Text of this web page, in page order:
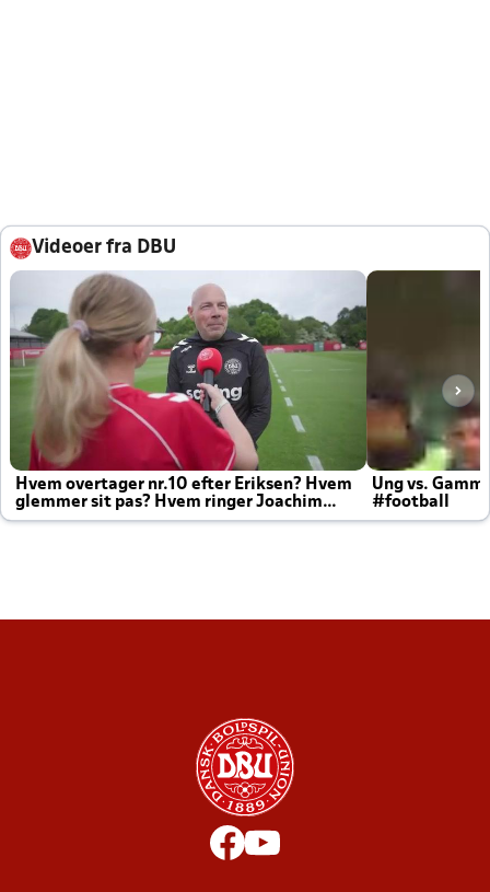
Videoer fra DBU
Hvem overtager nr.10 efter Eriksen? Hvem
glemmer sit pas? Hvem ringer Joachim
altid til efter kampe?
Ung vs.
#football